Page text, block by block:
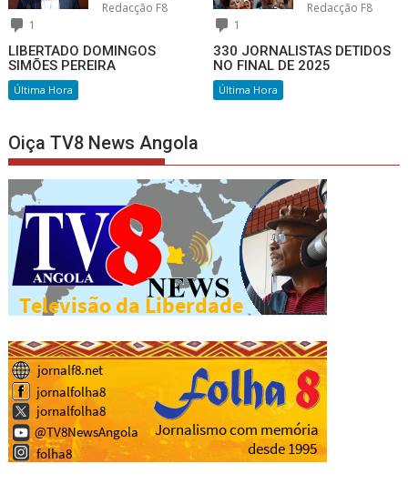
Redacção F8
1
LIBERTADO DOMINGOS
SIMÕES PEREIRA
Última Hora
Redacção F8
1
330 JORNALISTAS DETIDOS
NO FINAL DE 2025
Última Hora
Oiça TV8 News Angola